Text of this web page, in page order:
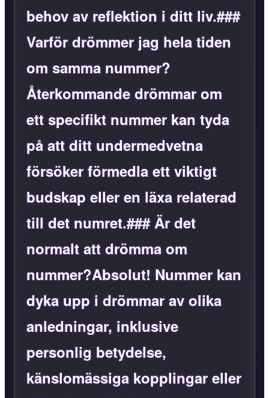
behov av reflektion i ditt liv.###
Varför drömmer jag hela tiden
om samma nummer?
Återkommande drömmar om
ett specifikt nummer kan tyda
på att ditt undermedvetna
försöker förmedla ett viktigt
budskap eller en läxa relaterad
till det numret.### Är det
normalt att drömma om
nummer?Absolut! Nummer kan
dyka upp i drömmar av olika
anledningar, inklusive
personlig betydelse,
känslomässiga kopplingar eller